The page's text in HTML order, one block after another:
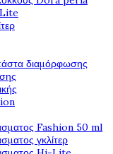
διαμόρφωσης
Fashion 50 ml
γκλίτερ